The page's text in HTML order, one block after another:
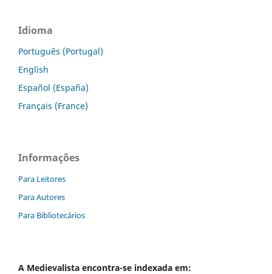
Idioma
Português (Portugal)
English
Español (España)
Français (France)
Informações
Para Leitores
Para Autores
Para Bibliotecários
A Medievalista encontra-se indexada em: